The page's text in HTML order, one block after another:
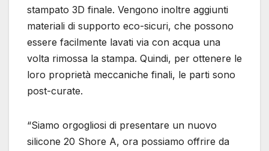
stampato 3D finale. Vengono inoltre aggiunti
materiali di supporto eco-sicuri, che possono
essere facilmente lavati via con acqua una
volta rimossa la stampa. Quindi, per ottenere le
loro proprietà meccaniche finali, le parti sono
post-curate.
“Siamo orgogliosi di presentare un nuovo
silicone 20 Shore A, ora possiamo offrire da